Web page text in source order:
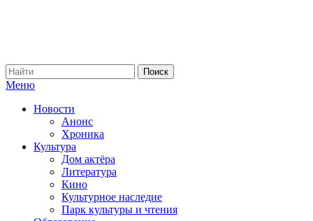
Меню
Новости
Анонс
Хроника
Культура
Дом актёра
Литература
Кино
Культурное наследие
Парк культуры и чтения